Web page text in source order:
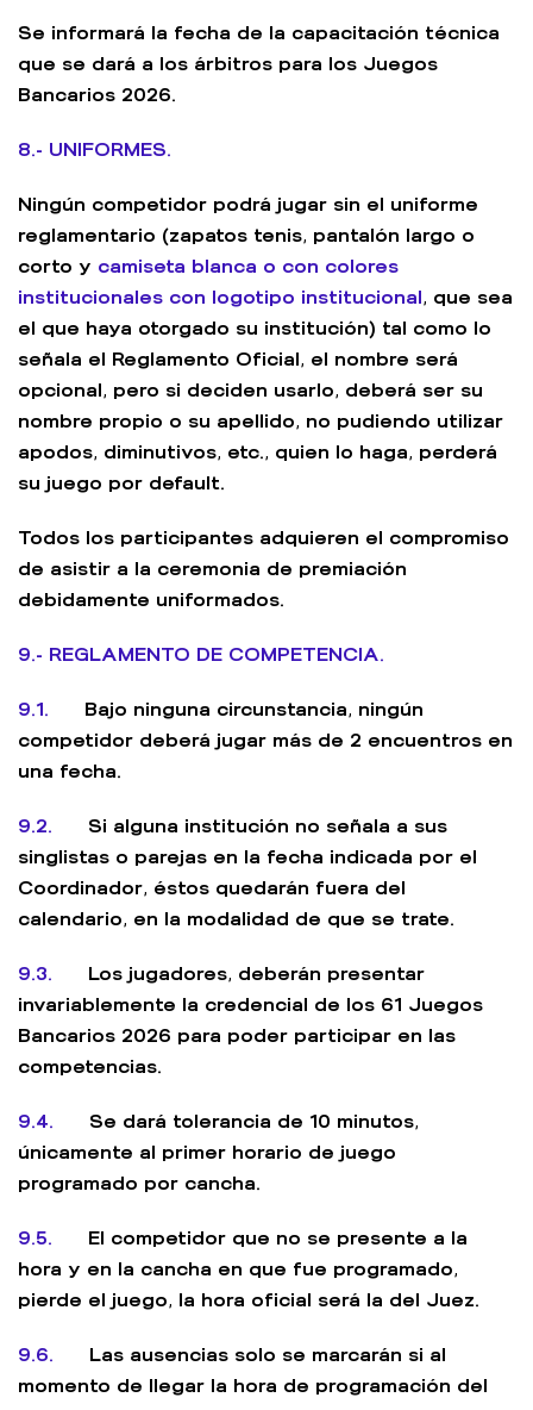
Se informará la fecha de la capacitación técnica
que se dará a los árbitros para los Juegos
Bancarios 2026.
8.- UNIFORMES.
Ningún competidor podrá jugar sin el uniforme
reglamentario (zapatos tenis, pantalón largo o
corto y camiseta blanca o con colores
institucionales con logotipo institucional, que sea
el que haya otorgado su institución) tal como lo
señala el Reglamento Oficial, el nombre será
opcional, pero si deciden usarlo, deberá ser su
nombre propio o su apellido, no pudiendo utilizar
apodos, diminutivos, etc., quien lo haga, perderá
su juego por default.
Todos los participantes adquieren el compromiso
de asistir a la ceremonia de premiación
debidamente uniformados.
9.- REGLAMENTO DE COMPETENCIA.
9.1. Bajo ninguna circunstancia, ningún
competidor deberá jugar más de 2 encuentros en
una fecha.
9.2. Si alguna institución no señala a sus
singlistas o parejas en la fecha indicada por el
Coordinador, éstos quedarán fuera del
calendario, en la modalidad de que se trate.
9.3. Los jugadores, deberán presentar
invariablemente la credencial de los 61 Juegos
Bancarios 2026 para poder participar en las
competencias.
9.4. Se dará tolerancia de 10 minutos,
únicamente al primer horario de juego
programado por cancha.
9.5. El competidor que no se presente a la
hora y en la cancha en que fue programado,
pierde el juego, la hora oficial será la del Juez.
9.6. Las ausencias solo se marcarán si al
momento de llegar la hora de programación del